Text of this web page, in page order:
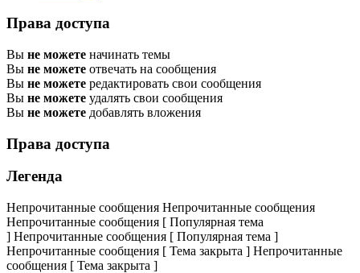
Права доступа
Вы не можете начинать темы
Вы не можете отвечать на сообщения
Вы не можете редактировать свои сообщения
Вы не можете удалять свои сообщения
Вы не можете добавлять вложения
Права доступа
Легенда
Непрочитанные сообщения Непрочитанные сообщения
Непрочитанные сообщения [ Популярная тема
] Непрочитанные сообщения [ Популярная тема ]
Непрочитанные сообщения [ Тема закрыта ] Непрочитанные
сообщения [ Тема закрыта ]